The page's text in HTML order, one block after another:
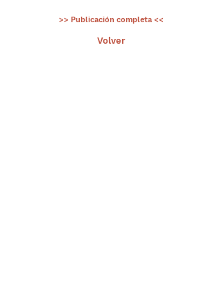
>> Publicación completa <<
Volver